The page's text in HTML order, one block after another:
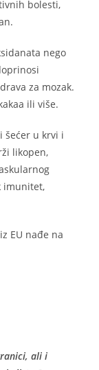
bolesti,
nego
za mozak.
ili više.
šećer u krvi i
likopen,
imunitet,
EU nađe na
ali i